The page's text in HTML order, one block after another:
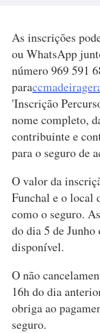
As inscrições
ou WhatsApp
número 969 591
para
'Inscrição
nome completo,
contribuinte e
para o seguro de
O valor da
Funchal e o local
como o seguro.
do dia 5 de
disponível.
O não
16h do dia
obriga ao
seguro.